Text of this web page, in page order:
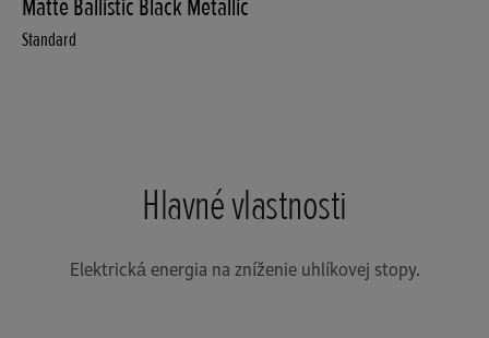
Matte Ballistic Black Metallic
Standard
Hlavné vlastnosti
Elektrická energia na zníženie uhlíkovej stopy.